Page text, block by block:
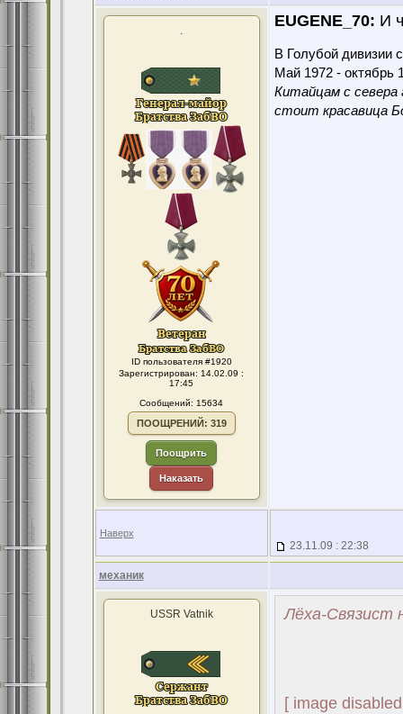
.
ID пользователя #1920
Зарегистрирован: 14.02.09 :
17:45
Сообщений: 15634
ПООЩРЕНИЙ: 319
Поощрить
Наказать
EUGENE_70: И
В Голубой дивизии
Май 1972 - октябрь
Китайцам с севера
стоит красавица
Наверх
23.11.09 : 22:38
механик
USSR Vatnik Лёха-Связист
[ image